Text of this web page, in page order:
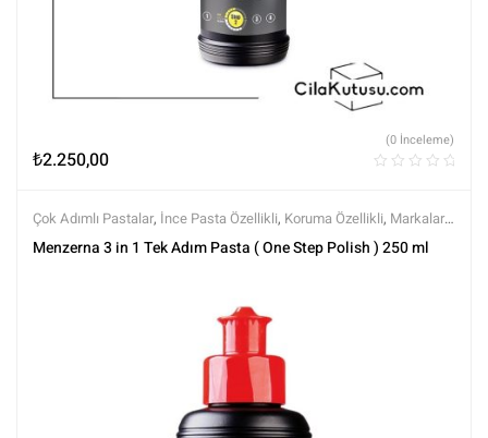
₺2.250,00
(0 İnceleme)
Çok Adımlı Pastalar, İnce Pasta Özellikli, Koruma Özellikli, Markalar,
Menzerna, Polisaj ,Polisaj ve Parlatma,Tüm Ürünler,Tüm Ürünler
Menzerna 3 in 1 Tek Adım Pasta ( One Step Polish ) 250 ml